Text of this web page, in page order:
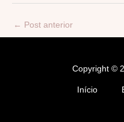
← Post anterior
Copyright ©
Início